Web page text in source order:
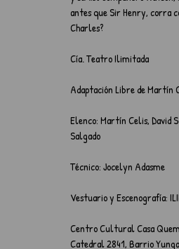
antes que Sir Henry, corra
Charles?
Cía. Teatro Ilimitada
Adaptación Libre de Martín
Elenco: Martín Celis, David
Salgado
Técnico: Jocelyn Adasme
Vestuario y Escenografía:
Centro Cultural Casa
Catedral 2841, Barrio